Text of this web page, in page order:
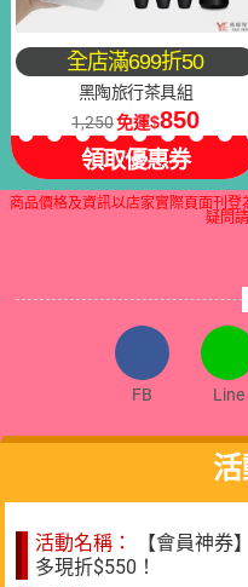
全店滿699折50
黑陶旅行茶具組
1,250免運 850
領取優惠券
商品價格及資訊以店家實際頁面刊
疑問
FB Line
活動名稱：
【會員神券
多現折$550！